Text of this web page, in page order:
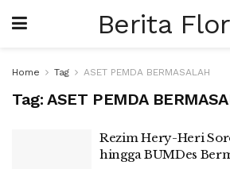
Berita
Home Tag ASET PEMDA BERMASALAH
Tag: ASET PEMDA
Rezim Hery-Heri
hingga BUMDes